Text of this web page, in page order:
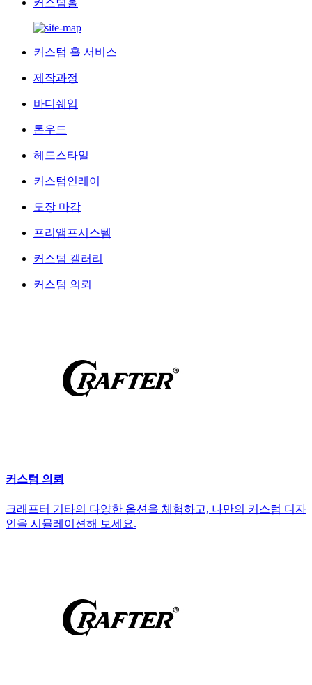
커스텀홀
커스텀 홀 서비스
제작과정
바디쉐입
톤우드
헤드스타일
커스텀인레이
도장 마감
프리앰프시스템
커스텀 갤러리
커스텀 의뢰
커스텀 의뢰
크래프터 기타의 다양한 옵션을 체험하고, 나만의 커스텀 디자
인을 시뮬레이션해 보세요.